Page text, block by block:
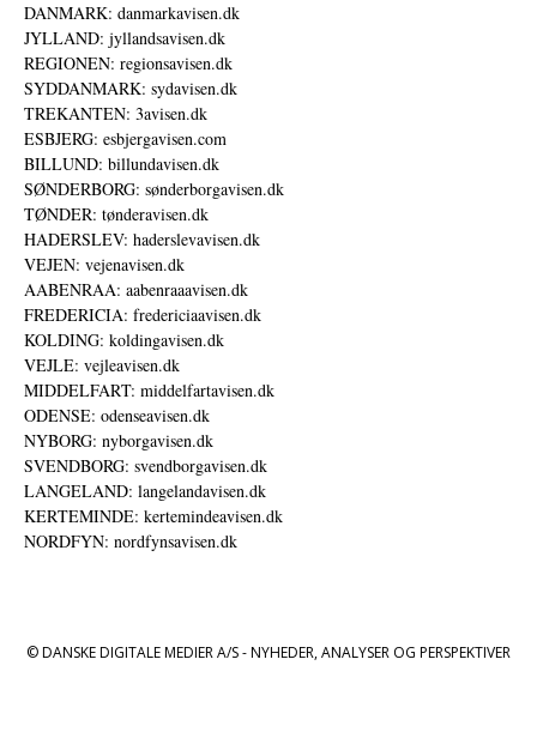
DANMARK: danmarkavisen.dk
JYLLAND: jyllandsavisen.dk
REGIONEN: regionsavisen.dk
SYDDANMARK: sydavisen.dk
TREKANTEN: 3avisen.dk
ESBJERG: esbjergavisen.com
BILLUND: billundavisen.dk
SØNDERBORG: sønderborgavisen.dk
TØNDER: tønderavisen.dk
HADERSLEV: haderslevavisen.dk
VEJEN: vejenavisen.dk
AABENRAA: aabenraaavisen.dk
FREDERICIA: fredericiaavisen.dk
KOLDING: koldingavisen.dk
VEJLE: vejleavisen.dk
MIDDELFART: middelfartavisen.dk
ODENSE: odenseavisen.dk
NYBORG: nyborgavisen.dk
SVENDBORG: svendborgavisen.dk
LANGELAND: langelandavisen.dk
KERTEMINDE: kertemindeavisen.dk
NORDFYN: nordfynsavisen.dk
© DANSKE DIGITALE MEDIER A/S - NYHEDER, ANALYSER OG PERSPEKTIVER